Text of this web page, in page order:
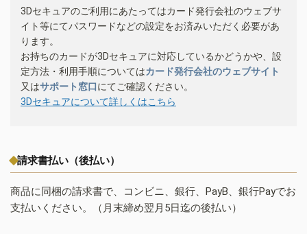
3Dセキュアのご利用にあたってはカード発行会社のウェブサ
イト等にてパスワードなどの設定をお済みいただく必要があ
ります。
お持ちのカードが3Dセキュアに対応しているかどうかや、設
定方法・利用手順についてはカード発行会社のウェブサイト
又はサポート窓口にてご確認ください。
3Dセキュアについて詳しくはこちら
請求書払い（後払い）
商品に同梱の請求書で、コンビニ、銀行、PayB、銀行Payでお
支払いください。（月末締め翌月5日迄の後払い）